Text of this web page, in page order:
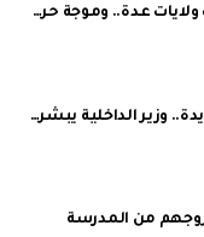
عدة.. وموجة حر…
وزير الداخلية يبشر…
من المدرسة